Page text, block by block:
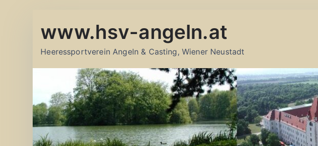
Inhalt
www.hsv-angeln.at
Heeressportverein Angeln & Casting, Wiener Neustadt